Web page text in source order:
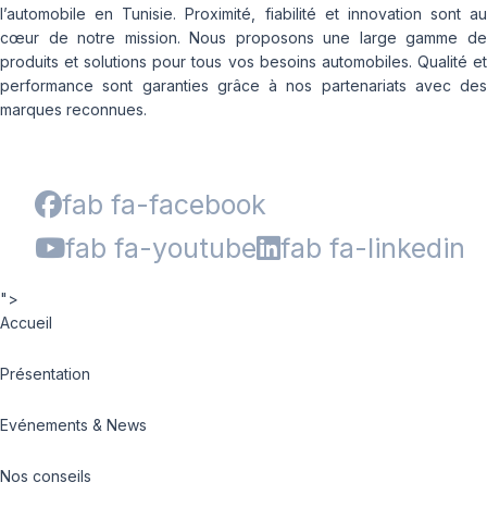
l’automobile en Tunisie. Proximité, fiabilité et innovation sont au
cœur de notre mission. Nous proposons une large gamme de
produits et solutions pour tous vos besoins automobiles. Qualité et
performance sont garanties grâce à nos partenariats avec des
marques reconnues.
fab fa-facebook
fab fa-youtube
fab fa-linkedin
">
Accueil
Présentation
Evénements & News
Nos conseils